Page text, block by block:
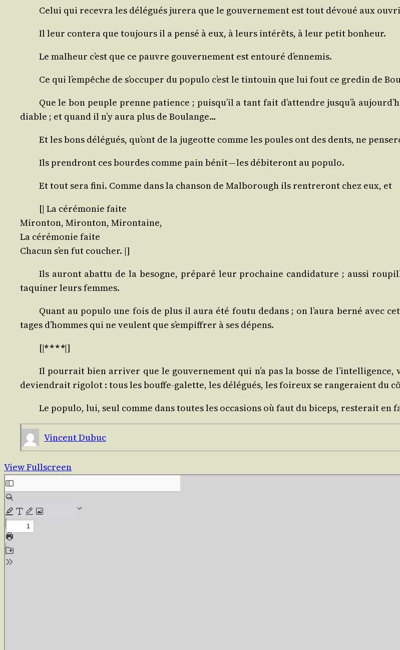
Celui qui rece­vra les délé­gués jure­ra que le gou­ver­ne­ment est tout dévoué aux
Il leur conte­ra que tou­jours il a pen­sé à eux, à leurs inté­rêts, à leur petit bonheur.
Le mal­heur c’est que ce pauvre gou­ver­ne­ment est entou­ré d’ennemis.
Ce qui l’empêche de s’occuper du popu­lo c’est le tin­touin que lui fout ce gre­din de
Que le bon peuple prenne patience ; puisqu’il a tant fait d’attendre jusqu’à
diable ; et quand il n’y aura plus de Boulange…
Et les bons délé­gués, qu’ont de la jugeotte comme les poules ont des dents, ne
Ils pren­dront ces bourdes comme pain bénit — les débi­te­ront au populo.
Et tout sera fini. Comme dans la chan­son de Mal­bo­rough ils ren­tre­ront chez eux, et
[| La céré­mo­nie faite
Miron­ton, Miron­ton, Mirontaine,
La céré­mo­nie faite
Cha­cun s’en fut coucher. |]
Ils auront abat­tu de la besogne, pré­pa­ré leur pro­chaine can­di­da­ture ; aus­si
taqui­ner leurs femmes.
Quant au popu­lo une fois de plus il aura été fou­tu dedans ; on l’aura ber­né avec
tages d’hommes qui ne veulent que s’empiffrer à ses dépens.
[|* * * *|]
Il pour­rait bien arri­ver que le gou­ver­ne­ment qui n’a pas la bosse de
devien­drait rigo­lot : tous les bouffe-galette, les délé­gués, les foi­reux se ran­ge­raient du
Le popu­lo, lui, seul comme dans toutes les occa­sions où faut du biceps, res­te­rait en
Vincent Dubuc
View Fullscreen